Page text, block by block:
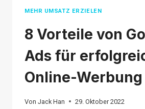
MEHR UMSATZ ERZIELEN
8 Vorteile von
Ads für
Online-Werbung
Von Jack Han 29. Oktober 2022